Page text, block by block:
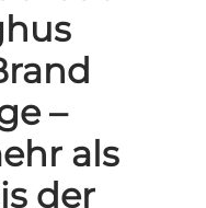
–
als
der